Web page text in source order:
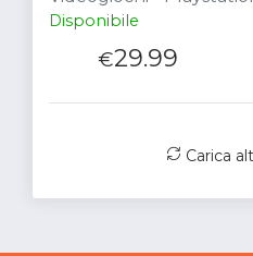
Disponibile
€29.99
Carica